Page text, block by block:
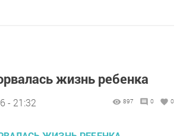
жизнь ребенка
- 21:32 897 0 0